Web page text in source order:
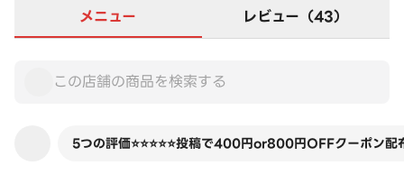
メニュー レビュー（43）
5つの評価⭐⭐⭐⭐⭐投稿で400円or800円OFFクーポン配